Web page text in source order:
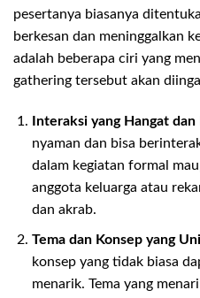
pesertanya biasanya
berkesan dan meninggalkan
adalah beberapa ciri yang
gathering tersebut akan
Interaksi yang Hangat
nyaman dan bisa
dalam kegiatan formal
anggota keluarga atau
dan akrab.
Tema dan Konsep yang
konsep yang tidak biasa
menarik. Tema yang